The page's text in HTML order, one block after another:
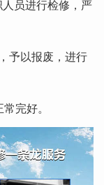
员进行检修，严
予以报废，进行
完好。